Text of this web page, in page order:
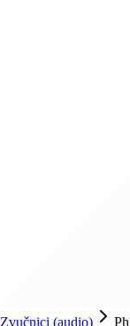
Zvučnici (audio)